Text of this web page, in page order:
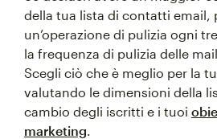
della tua lista di contatti email,
un’operazione di pulizia ogni
la frequenza di pulizia delle
Scegli ciò che è meglio per la
valutando le dimensioni della
cambio degli iscritti e i tuoi
marketing